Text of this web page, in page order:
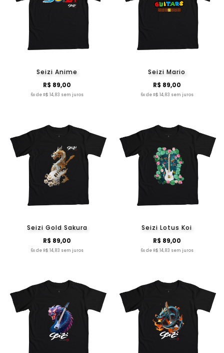
Seizi Anime
R$ 89,00
6x de R$ 14,83 sem juros
Seizi Mario
R$ 89,00
6x de R$ 14,83 sem juros
Seizi Gold Sakura
R$ 89,00
6x de R$ 14,83 sem juros
Seizi Lotus Koi
R$ 89,00
6x de R$ 14,83 sem juros